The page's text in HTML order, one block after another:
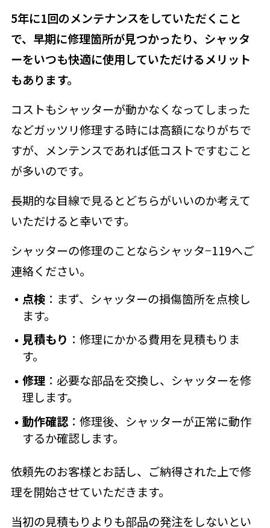
5年に1回のメンテナンスをしていただくこと
で、早期に修理箇所が見つかったり、シャッタ
ーをいつも快適に使用していただけるメリット
もあります。
コストもシャッターが動かなくなってしまった
などガッツリ修理する時には高額になりがちで
すが、メンテンスであれば低コストですむこと
が多いのです。
長期的な目線で見るとどちらがいいのか考えて
いただけると幸いです。
シャッターの修理のことならシャッタ−119へご
連絡ください。
点検 ：まず、シャッターの損傷箇所を点検し
ます。
見積もり ：修理にかかる費用を見積もりま
す。
修理 ：必要な部品を交換し、シャッターを修
理します。
動作確認 ：修理後、シャッターが正常に動作
するか確認します。
依頼先のお客様とお話し、ご納得された上で修
理を開始させていただきます。
当初の見積もりよりも部品の発注をしないとい